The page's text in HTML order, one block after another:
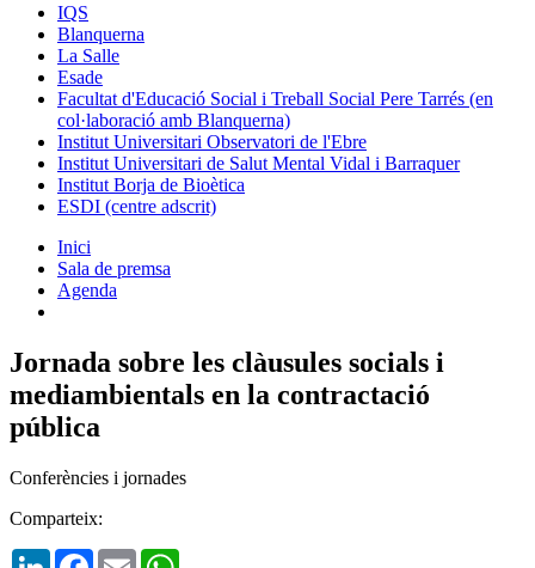
IQS
Blanquerna
La Salle
Esade
Facultat d'Educació Social i Treball Social Pere Tarrés (en
col·laboració amb Blanquerna)
Institut Universitari Observatori de l'Ebre
Institut Universitari de Salut Mental Vidal i Barraquer
Institut Borja de Bioètica
ESDI (centre adscrit)
Inici
Sala de premsa
Agenda
Jornada sobre les clàusules socials i
mediambientals en la contractació
pública
Conferències i jornades
Comparteix:
LinkedInFacebook
Email